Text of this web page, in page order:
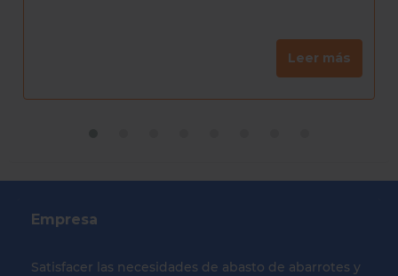
Leer más
Empresa
Satisfacer las necesidades de abasto de abarrotes y